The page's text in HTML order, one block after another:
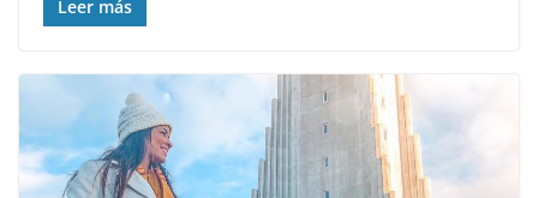
Leer más